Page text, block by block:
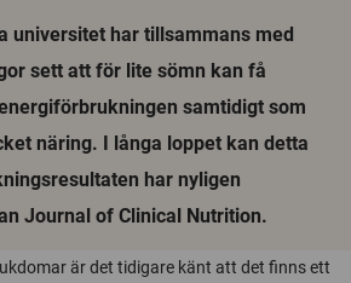
universitet har tillsammans med
sett att för lite sömn kan få
samtidigt som
näring. I långa loppet kan detta
har nyligen
Journal of Clinical Nutrition.
är det tidigare känt att det finns ett